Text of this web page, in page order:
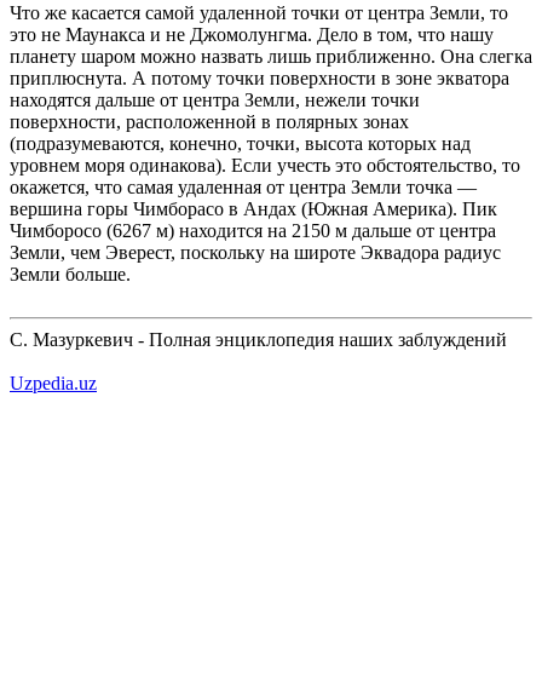
Что же касается самой удаленной точки от центра Земли, то
это не Маунакса и не Джомолунгма. Дело в том, что нашу
планету шаром можно назвать лишь приближенно. Она слегка
приплюснута. А потому точки поверхности в зоне экватора
находятся дальше от центра Земли, нежели точки
поверхности, расположенной в полярных зонах
(подразумеваются, конечно, точки, высота которых над
уровнем моря одинакова). Если учесть это обстоятельство, то
окажется, что самая удаленная от центра Земли точка —
вершина горы Чимборасо в Андах (Южная Америка). Пик
Чимборосо (6267 м) находится на 2150 м дальше от центра
Земли, чем Эверест, поскольку на широте Эквадора радиус
Земли больше.
С. Мазуркевич - Полная энциклопедия наших заблуждений
Uzpedia.uz